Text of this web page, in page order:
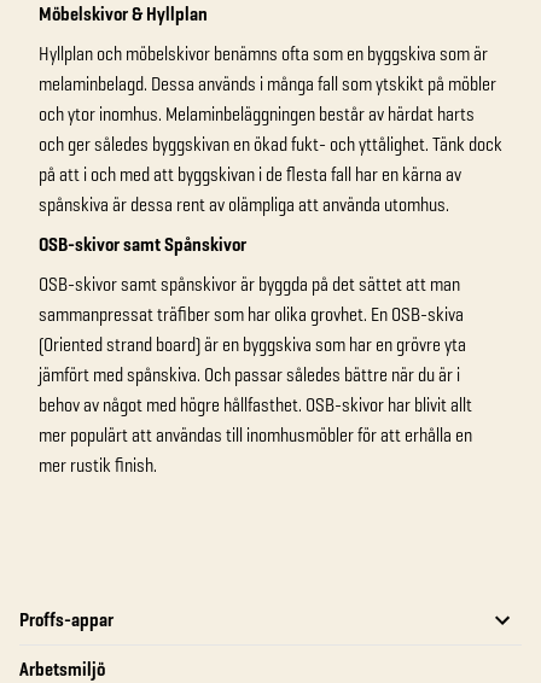
Proffs-appar
Arbetsmiljö
Möbelskivor & Hyllplan
Hyllplan och möbelskivor benämns ofta som en byggskiva som är
melaminbelagd. Dessa används i många fall som ytskikt på möbler
och ytor inomhus. Melaminbeläggningen består av härdat harts
och ger således byggskivan en ökad fukt- och yttålighet. Tänk dock
på att i och med att byggskivan i de flesta fall har en kärna av
spånskiva är dessa rent av olämpliga att använda utomhus.
OSB-skivor samt Spånskivor
OSB-skivor samt spånskivor är byggda på det sättet att man
sammanpressat träfiber som har olika grovhet. En OSB-skiva
(Oriented strand board) är en byggskiva som har en grövre yta
jämfört med spånskiva. Och passar således bättre när du är i
behov av något med högre hållfasthet. OSB-skivor har blivit allt
mer populärt att användas till inomhusmöbler för att erhålla en
mer rustik finish.